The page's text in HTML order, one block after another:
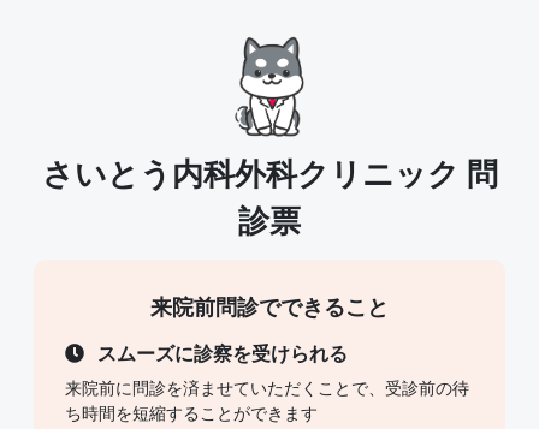
さいとう内科外科クリニック 問
診票
来院前問診でできること
スムーズに診察を受けられる
来院前に問診を済ませていただくことで、受診前の待
ち時間を短縮することができます